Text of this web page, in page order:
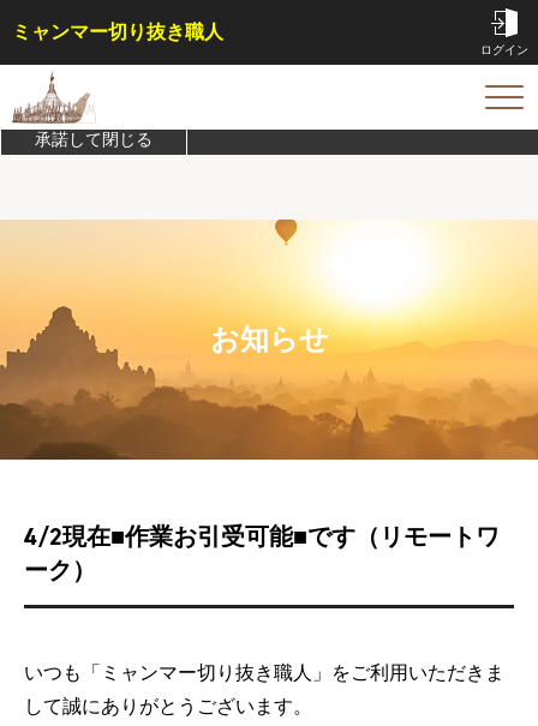
このサイトは機能実現/改善のためにCookieを利用します。
プライバシ
ーポリシーを確認
承諾して閉じる
ミャンマー切り抜き職人
ログイン
ご依頼方法
TOP
サービス内容・料金
お問い合わせ
お知らせ
4/2現在■作業お引受可能■です（リモートワ
ーク）
いつも「ミャンマー切り抜き職人」をご利用いただきま
して誠にありがとうございます。